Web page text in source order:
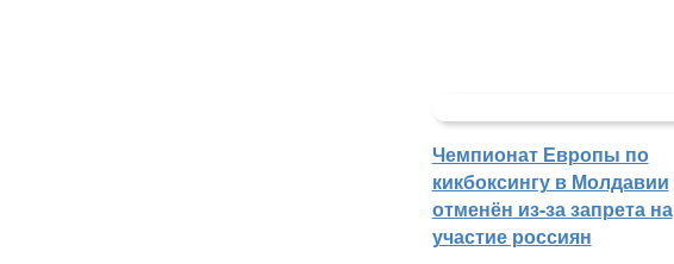
Чемпионат Европы по
кикбоксингу в Молдавии
отменён из-за запрета на
участие россиян